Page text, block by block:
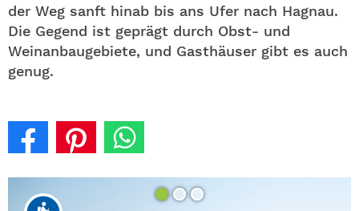
der Weg sanft hinab bis ans Ufer nach Hagnau.
Die Gegend ist geprägt durch Obst- und
Weinanbaugebiete, und Gasthäuser gibt es auch
genug.